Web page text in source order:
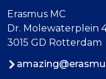
Erasmus MC
Dr. Molewaterplein
3015 GD Rotterdam